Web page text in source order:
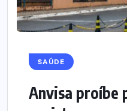
SAÚDE
Anvisa proíbe